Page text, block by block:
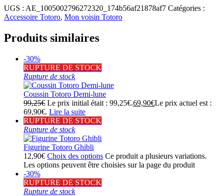
UGS : AE_1005002796272320_174b56af21878af7 Catégories :
Accessoire Totoro, Mon voisin Totoro
Produits similaires
-30%
RUPTURE DE STOCK
Rupture de stock
Coussin Totoro Demi-lune
99,25€ Le prix initial était : 99,25€.69,90€Le prix actuel est :
69,90€. Lire la suite
RUPTURE DE STOCK
Rupture de stock
Figurine Totoro Ghibli
12,90€ Choix des options Ce produit a plusieurs variations.
Les options peuvent être choisies sur la page du produit
-30%
RUPTURE DE STOCK
Rupture de stock